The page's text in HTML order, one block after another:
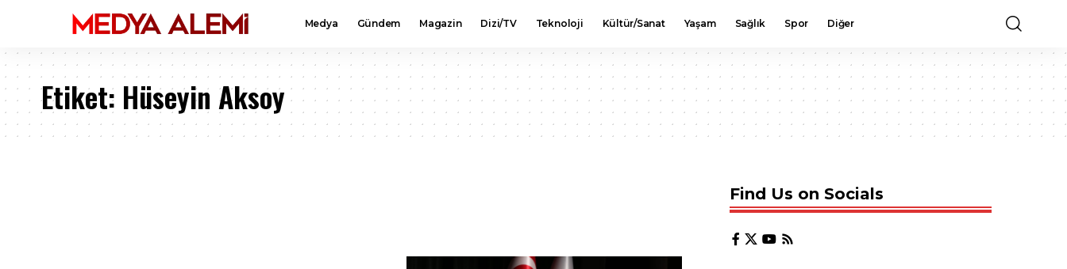
Medya Gündem Magazin Dizi/TV Teknoloji Kültür/Sanat Yaşam Sağlık Spor Diğer
Etiket: Hüseyin Aksoy
Find Us on Socials